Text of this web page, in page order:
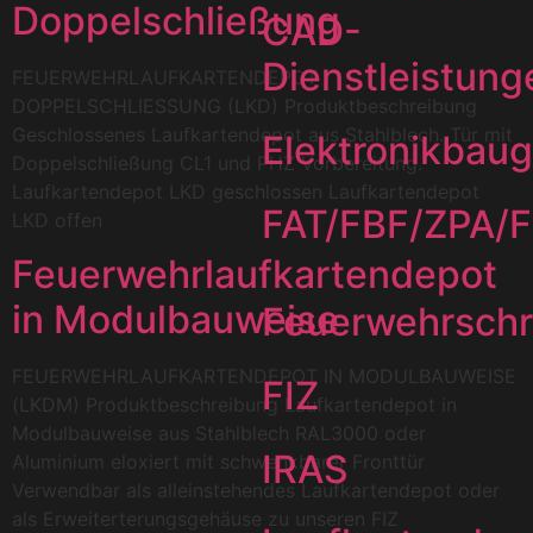
CAD-
FAT/FBF/ZPA/
FIZ
IRAS
Doppelschließung
FEUERWEHRLAUFKARTENDEPOT
DOPPELSCHLIESSUNG (LKD) Produktbeschreibung
Geschlossenes Laufkartendepot aus Stahlblech. Tür mit
Doppelschließung CL1 und PHZ Vorbereitung.
Laufkartendepot LKD geschlossen Laufkartendepot
LKD offen
Feuerwehrlaufkartendepot
in Modulbauweise
FEUERWEHRLAUFKARTENDEPOT IN MODULBAUWEISE
(LKDM) Produktbeschreibung Laufkartendepot in
Modulbauweise aus Stahlblech RAL3000 oder
Aluminium eloxiert mit schwenkbarer Fronttür
Verwendbar als alleinstehendes Laufkartendepot oder
als Erweiterterungsgehäuse zu unseren FIZ